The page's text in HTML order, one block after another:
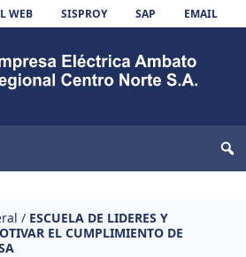
WEB SISPROY SAP EMAIL
EEASA
/ ESCUELA DE LIDERES Y
EL CUMPLIMIENTO DE